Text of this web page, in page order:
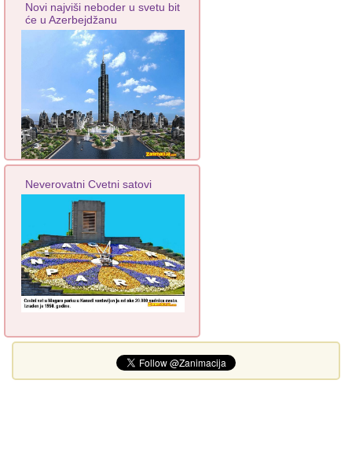
Novi najviši neboder u svetu bit
će u Azerbejdžanu
Neverovatni Cvetni satovi